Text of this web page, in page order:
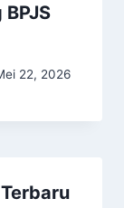
22, 2026